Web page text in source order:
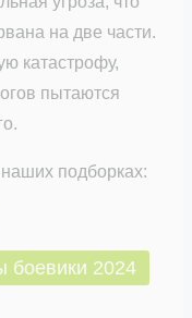
на две части.
катастрофу,
пытаются
подборках:
боевики 2024